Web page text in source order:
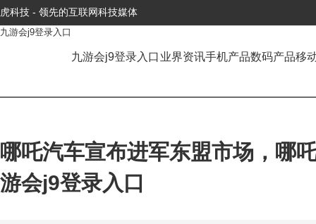
虎科技 - 领先的互联网科技媒体
九游会j9登录入口
九游会j9登录入口 业界资讯手机产品数码产品移
哪吒汽车宣布进军东盟市场，哪
游会j9登录入口